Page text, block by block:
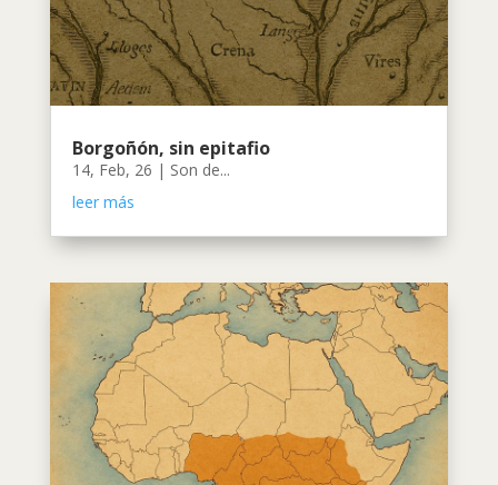
Borgoñón, sin epitafio
14, Feb, 26 | Son de...
leer más